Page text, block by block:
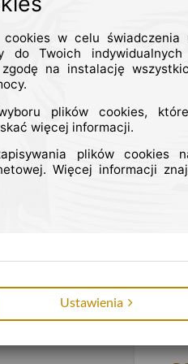
rynkowe przygotowane
Więcej
w celu świadczenia
do Twoich indywidualnych
na instalację
plików cookies,
więcej informacji.
plików cookies
Więcej informacji
Ustawienia